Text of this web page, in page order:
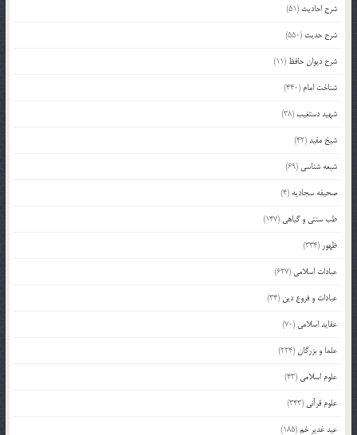
شرح احادیث (51)
شرح حدیث (550)
شرح دیوان حافظ (11)
شناخت امام (440)
شهید دستغیب(38)
شیخ مفید(42)
شیعه شناسی (69)
صحیفه سجادیه (4)
طب سنتی و گیاهی (147)
ظهور (334)
عبادات اسلامی (627)
عبادات و فروع دین (34)
عقاید اسلامی (70)
علما و بزرگان(224)
علوم اسلامی (43)
علوم قرآنی (343)
عید غدیر خم(185)